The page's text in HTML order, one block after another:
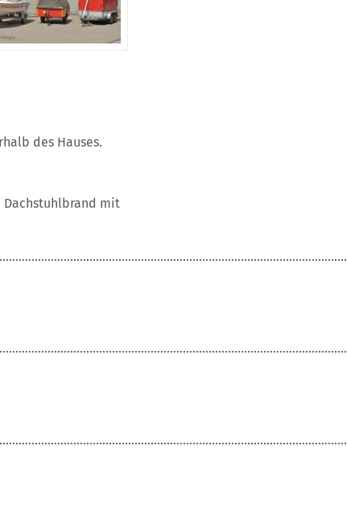
des Hauses.
Dachstuhlbrand mit